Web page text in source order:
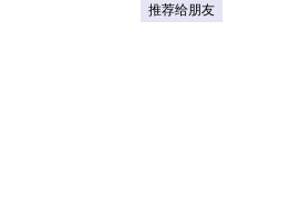
推荐给朋友